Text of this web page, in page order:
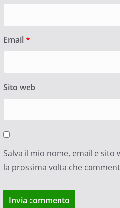
Email *
Sito web
Salva il mio nome, email e
la prossima volta che